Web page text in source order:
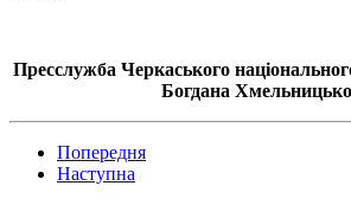
Пресслужба Черкаського
Богдана
Попередня
Наступна